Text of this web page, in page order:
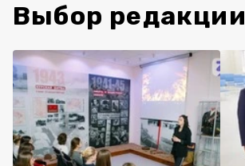
Выбор редакции